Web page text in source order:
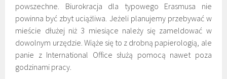
powszechne. Biurokracja dla typowego Erasmusa nie
powinna być zbyt uciążliwa. Jeżeli planujemy przebywać w
mieście dłużej niż 3 miesiące należy się zameldować w
dowolnym urzędzie. Wiąże się to z drobną papierologią, ale
panie z International Office służą pomocą nawet poza
godzinami pracy.